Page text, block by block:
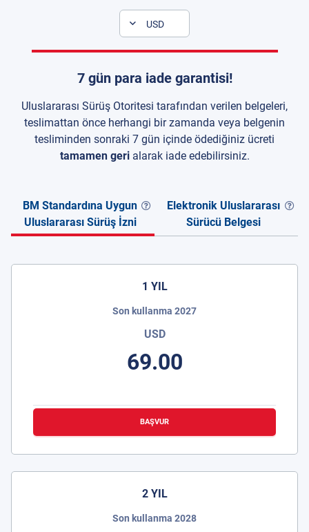
USD
7 gün para iade garantisi!
Uluslararası Sürüş Otoritesi tarafından verilen belgeleri,
teslimattan önce herhangi bir zamanda veya belgenin
tesliminden sonraki 7 gün içinde ödediğiniz ücreti
tamamen gerialarak iade edebilirsiniz.
BM Standardına Uygun
Uluslararası Sürüş İzni
Elektronik Uluslararası
Sürücü Belgesi
1 YIL
Son kullanma 2027
USD
69.00
BAŞVUR
2 YIL
Son kullanma 2028